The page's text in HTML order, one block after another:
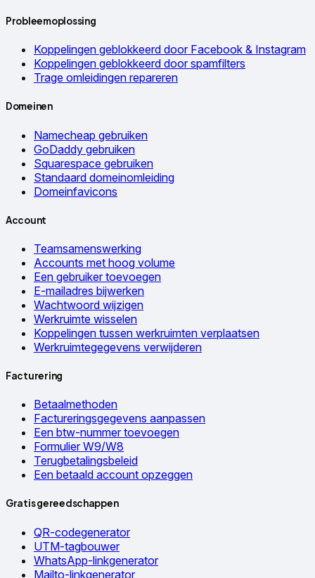
Probleemoplossing
Koppelingen geblokkeerd door Facebook & Instagram
Koppelingen geblokkeerd door spamfilters
Trage omleidingen repareren
Domeinen
Namecheap gebruiken
GoDaddy gebruiken
Squarespace gebruiken
Standaard domeinomleiding
Domeinfavicons
Account
Teamsamenswerking
Accounts met hoog volume
Een gebruiker toevoegen
E-mailadres bijwerken
Wachtwoord wijzigen
Werkruimte wisselen
Koppelingen tussen werkruimten verplaatsen
Werkruimtegegevens verwijderen
Facturering
Betaalmethoden
Factureringsgegevens aanpassen
Een btw-nummer toevoegen
Formulier W9/W8
Terugbetalingsbeleid
Een betaald account opzeggen
Gratis gereedschappen
QR-codegenerator
UTM-tagbouwer
WhatsApp-linkgenerator
Mailto-linkgenerator